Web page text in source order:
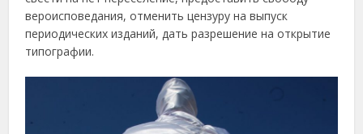
вероисповедания, отменить цензуру на выпуск
периодических изданий, дать разрешение на открытие
типографии.